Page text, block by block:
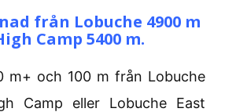
från Lobuche 4900 m
Camp 5400 m.
m+ och 100 m från Lobuche
Camp eller Lobuche East